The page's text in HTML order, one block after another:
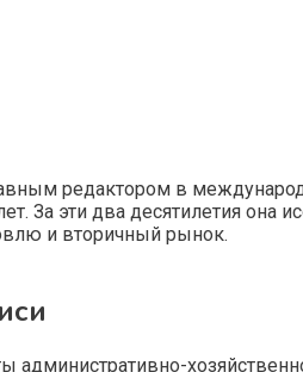
редактором в
За эти два десятилетия
и вторичный рынок.